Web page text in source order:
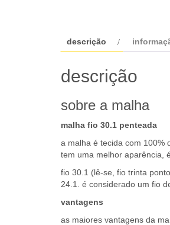
descrição
descrição
sobre a malha
malha fio 30.1 penteada
a malha é tecida com 100%
tem uma melhor aparência,
fio 30.1 (lê-se, fio trinta
24.1. é considerado um fio
vantagens
as maiores vantagens da